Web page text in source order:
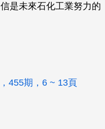
是未來石化工業努力的
455期，6 ~ 13頁